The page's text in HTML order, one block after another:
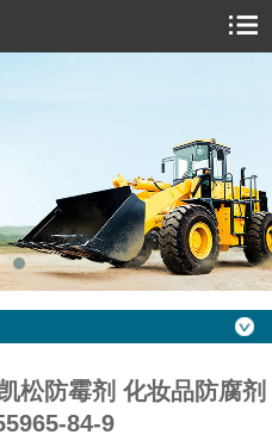
松防霉剂 化妆品防腐剂
84-9